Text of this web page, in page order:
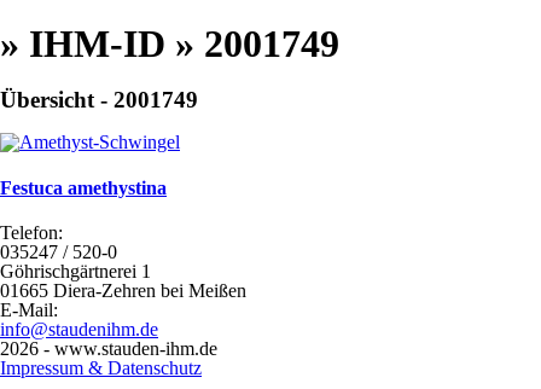
» IHM-ID » 2001749
Übersicht - 2001749
Festuca amethystina
Telefon:
035247 / 520-0
Göhrischgärtnerei 1
01665 Diera-Zehren bei Meißen
E-Mail:
info@staudenihm.de
2026 - www.stauden-ihm.de
Impressum & Datenschutz